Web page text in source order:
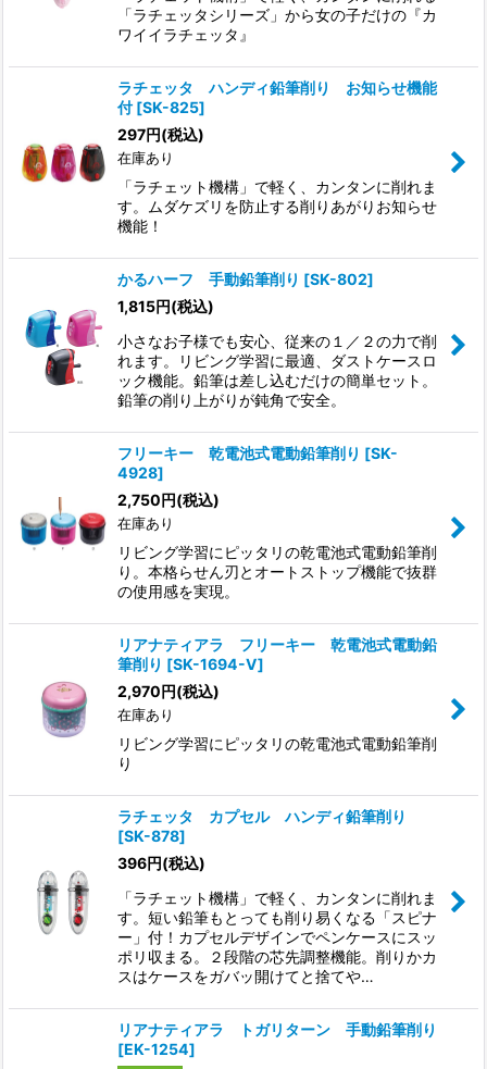
「ラチェッタシリーズ」から女の子だけの『カ
ワイイラチェッタ』
ラチェッタ ハンディ鉛筆削り お知らせ機能
付 [SK-825]
297円(税込)
在庫あり
「ラチェット機構」で軽く、カンタンに削れま
す。ムダケズリを防止する削りあがりお知らせ
機能！
かるハーフ 手動鉛筆削り [SK-802]
1,815円(税込)
小さなお子様でも安心、従来の１／２の力で削
れます。リビング学習に最適、ダストケースロ
ック機能。鉛筆は差し込むだけの簡単セット。
鉛筆の削り上がりが鈍角で安全。
フリーキー 乾電池式電動鉛筆削り [SK-
4928]
2,750円(税込)
在庫あり
リビング学習にピッタリの乾電池式電動鉛筆削
り。本格らせん刃とオートストップ機能で抜群
の使用感を実現。
リアナティアラ フリーキー 乾電池式電動鉛
筆削り [SK-1694-V]
2,970円(税込)
在庫あり
リビング学習にピッタリの乾電池式電動鉛筆削
り
ラチェッタ カプセル ハンディ鉛筆削り
[SK-878]
396円(税込)
「ラチェット機構」で軽く、カンタンに削れま
す。短い鉛筆もとっても削り易くなる「スピナ
ー」付！カプセルデザインでペンケースにスッ
ポリ収まる。２段階の芯先調整機能。削りかカ
スはケースをガバッ開けてと捨てや…
リアナティアラ トガリターン 手動鉛筆削り
[EK-1254]